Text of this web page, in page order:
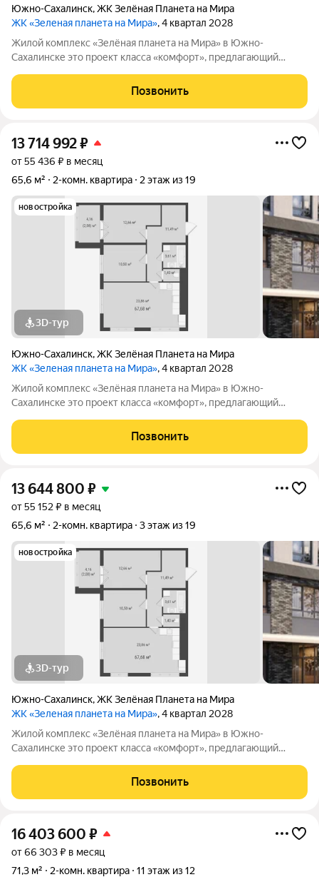
Южно-Сахалинск,ЖК Зелёная Планета на Мира
ЖК «Зеленая планета на Мира», 4 квартал 2028
Жилой комплекс «Зелёная планета на Мира» в Южно-
Сахалинске это проект класса «комфорт», предлагающий
до 19 этажей, и каждая квартира продумана до мелочей.
Удобное расположение жилого
Позвонить
13 714 992₽
от 55 436 ₽ в месяц
65,6 м²
2-комн. квартира 2 этаж из 19
новостройка
3D-тур
Южно-Сахалинск,ЖК Зелёная Планета на Мира
ЖК «Зеленая планета на Мира», 4 квартал 2028
Жилой комплекс «Зелёная планета на Мира» в Южно-
Сахалинске это проект класса «комфорт», предлагающий
до 19 этажей, и каждая квартира продумана до мелочей.
Удобное расположение жилого
Позвонить
13 644 800 ₽
от 55 152 ₽ в месяц
65,6 м²
2-комн. квартира 3 этаж из 19
новостройка
3D-тур
Южно-Сахалинск,ЖК Зелёная Планета на Мира
ЖК «Зеленая планета на Мира», 4 квартал 2028
Жилой комплекс «Зелёная планета на Мира» в Южно-
Сахалинске это проект класса «комфорт», предлагающий
до 19 этажей, и каждая квартира продумана до мелочей.
Удобное расположение жилого
Позвонить
16 403 600 ₽
от 66 303 ₽ в месяц
71,3 м²
2-комн. квартира 11 этаж из 12